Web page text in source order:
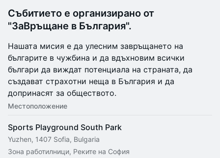
Събитието е организирано от
"ЗаВръщане в България".
Нашата мисия е да улесним завръщането на
българите в чужбина и да вдъхновим всички
българи да виждат потенциала на страната, да
създават страхотни неща в България и да
допринасят за обществото.
Местоположение
Sports Playground South Park
Yuzhen, 1407 Sofia, Bulgaria
Зона работилници, Реките на София